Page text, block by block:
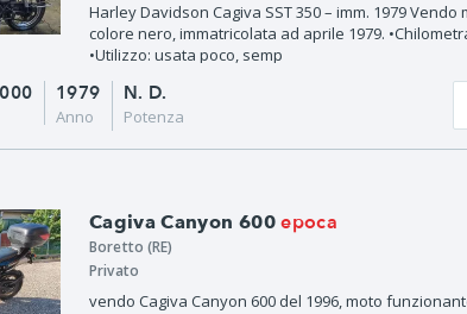
Harley Davidson Cagiva SST 350 – imm. 1979 Vendo
colore nero, immatricolata ad aprile 1979.
•Utilizzo: usata poco, semp
1979
Anno
N. D.
Potenza
Cagiva Canyon 600 epoca
Boretto (RE)
Privato
vendo Cagiva Canyon 600 del 1996, moto